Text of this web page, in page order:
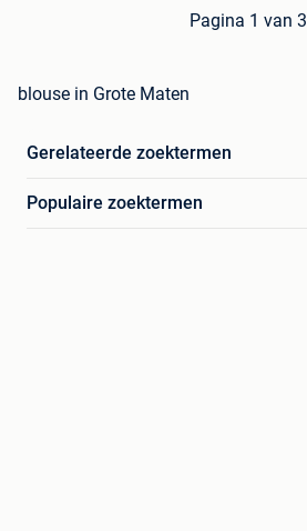
Pagina 1 van 3
blouse in Grote Maten
Gerelateerde zoektermen
Populaire zoektermen